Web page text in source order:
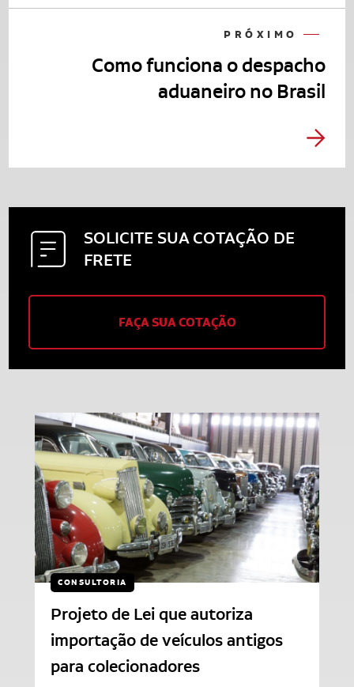
PRÓXIMO
Como funciona o despacho
aduaneiro no Brasil
SOLICITE SUACOTAÇÃO DE
FRETE
FAÇA SUA COTAÇÃO
CONSULTORIA
Projeto de Lei que autoriza
importação de veículos antigos
para colecionadores